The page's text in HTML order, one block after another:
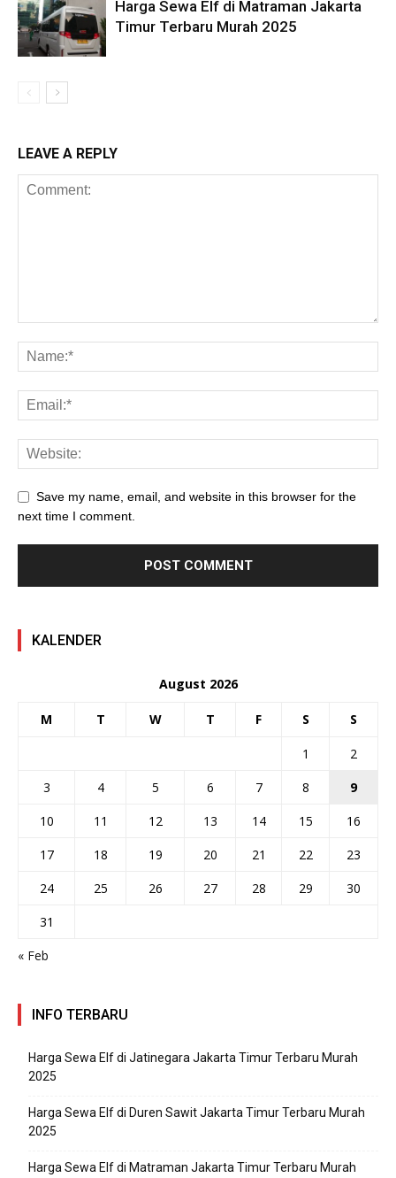
Harga Sewa Elf di Matraman Jakarta
Timur Terbaru Murah 2025
LEAVE A REPLY
Save my name, email, and website in this browser for the
next time I comment.
KALENDER
August 2026
M T W T F S S
« Feb
1
2
3
4 5 6 7 8
9
10
11 12 13 14 15
16
17
18 19 20 21 22
23
24
25 26 27 28 29
30
31
INFO TERBARU
Harga Sewa Elf di Jatinegara Jakarta Timur Terbaru Murah
2025
Harga Sewa Elf di Duren Sawit Jakarta Timur Terbaru Murah
2025
Harga Sewa Elf di Matraman Jakarta Timur Terbaru Murah